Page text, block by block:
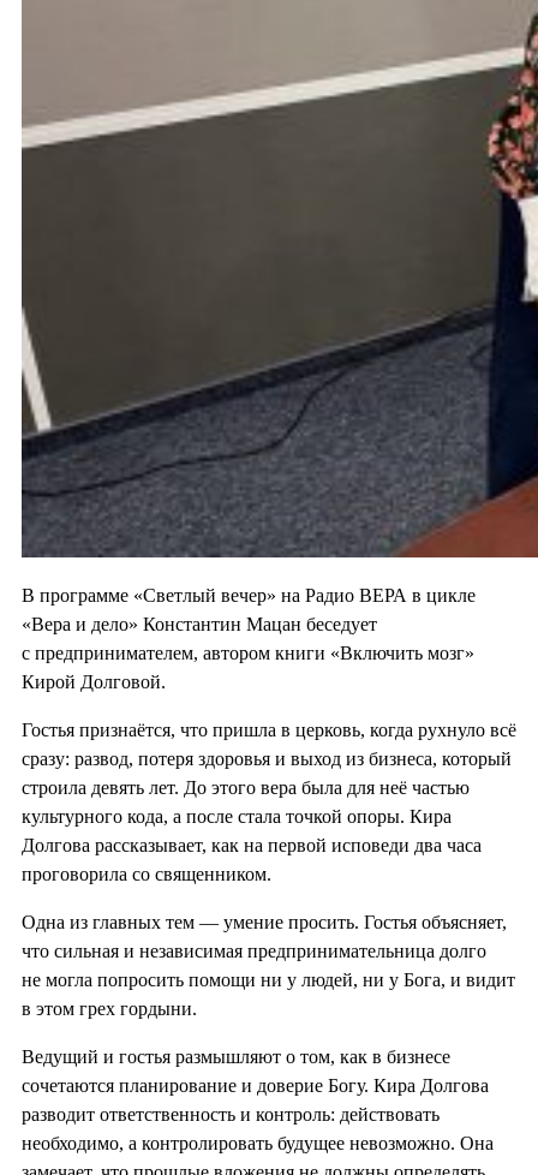
В программе «Светлый вечер» на Радио ВЕРА в цикле
«Вера и дело» Константин Мацан беседует
с предпринимателем, автором книги «Включить мозг»
Кирой Долговой.
Гостья признаётся, что пришла в церковь, когда рухнуло всё
сразу: развод, потеря здоровья и выход из бизнеса, который
строила девять лет. До этого вера была для неё частью
культурного кода, а после стала точкой опоры. Кира
Долгова рассказывает, как на первой исповеди два часа
проговорила со священником.
Одна из главных тем — умение просить. Гостья объясняет,
что сильная и независимая предпринимательница долго
не могла попросить помощи ни у людей, ни у Бога, и видит
в этом грех гордыни.
Ведущий и гостья размышляют о том, как в бизнесе
сочетаются планирование и доверие Богу. Кира Долгова
разводит ответственность и контроль: действовать
необходимо, а контролировать будущее невозможно. Она